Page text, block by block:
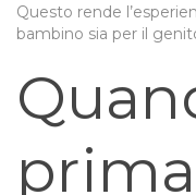
Questo rende
bambino sia per il